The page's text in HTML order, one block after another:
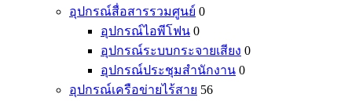
อุปกรณ์สื่อสารรวมศูนย์ 0
อุปกรณ์ไอพีโฟน 0
อุปกรณ์ระบบกระจายเสียง 0
อุปกรณ์ประชุมสำนักงาน 0
อุปกรณ์เครือข่ายไร้สาย 56